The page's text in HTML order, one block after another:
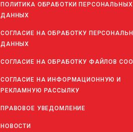
ПОЛИТИКА ОБРАБОТКИ ПЕРСОНАЛЬНЫХ
ДАННЫХ
СОГЛАСИЕ НА ОБРАБОТКУ
ДАННЫХ
СОГЛАСИЕ НА ОБРАБОТКУ ФАЙЛОВ
СОГЛАСИЕ НА ИНФОРМАЦИОННУЮ И
РЕКЛАМНУЮ РАССЫЛКУ
ПРАВОВОЕ УВЕДОМЛЕНИЕ
НОВОСТИ